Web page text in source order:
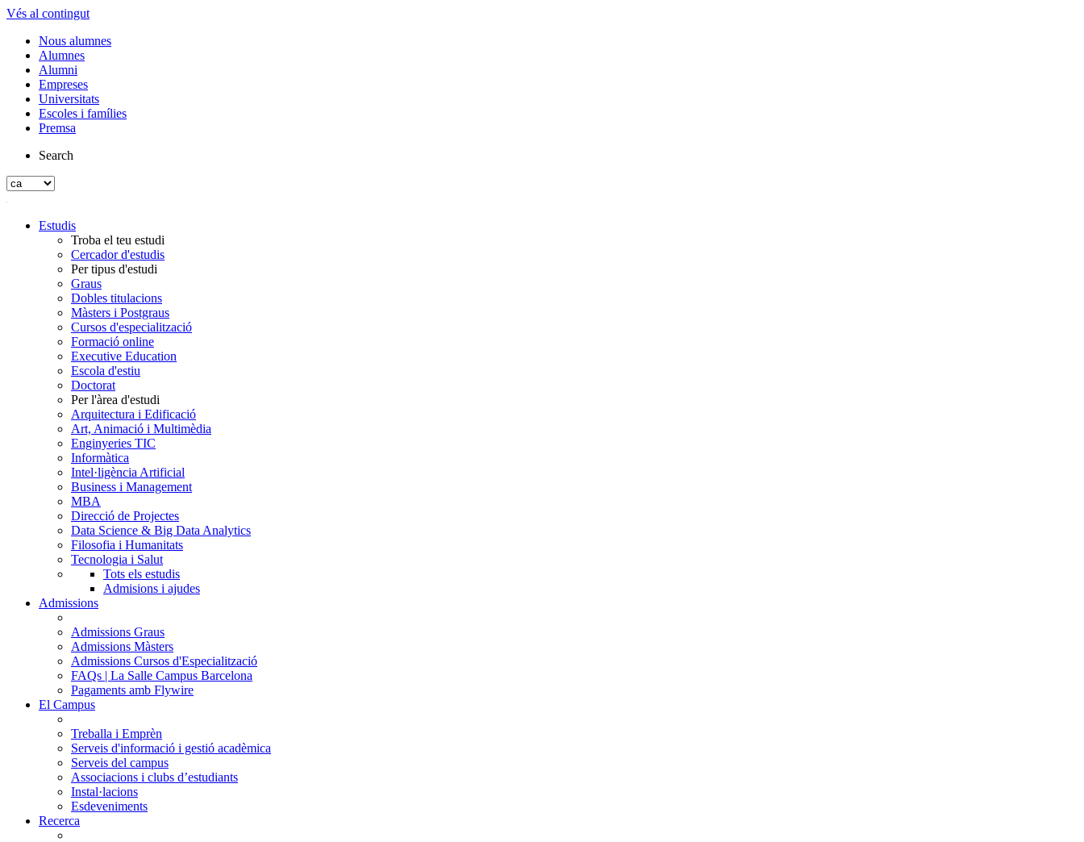
Vés al contingut
Nous alumnes
Alumnes
Alumni
Empreses
Universitats
Escoles i famílies
Premsa
Search
Estudis
Troba el teu estudi
Cercador d'estudis
Per tipus d'estudi
Graus
Dobles titulacions
Màsters i Postgraus
Cursos d'especialització
Formació online
Executive Education
Escola d'estiu
Doctorat
Per l'àrea d'estudi
Arquitectura i Edificació
Art, Animació i Multimèdia
Enginyeries TIC
Informàtica
Intel·ligència Artificial
Business i Management
MBA
Direcció de Projectes
Data Science & Big Data Analytics
Filosofia i Humanitats
Tecnologia i Salut
Tots els estudis
Admisions i ajudes
Admissions
Admissions Graus
Admissions Màsters
Admissions Cursos d'Especialització
FAQs | La Salle Campus Barcelona
Pagaments amb Flywire
El Campus
Treballa i Emprèn
Serveis d'informació i gestió acadèmica
Serveis del campus
Associacions i clubs d’estudiants
Instal·lacions
Esdeveniments
Recerca